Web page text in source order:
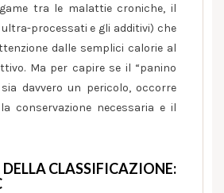
tra le malattie croniche, il
processati e gli additivi) che
dalle semplici calorie al
Ma per capire se il “panino
davvero un pericolo, occorre
conservazione necessaria e il
DELLA CLASSIFICAZIONE: